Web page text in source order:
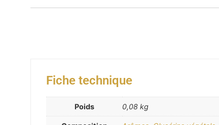
Fiche technique
Poids 0,08 kg